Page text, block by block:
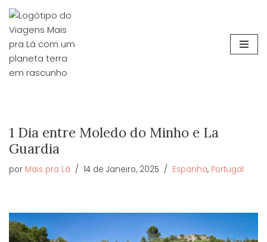
Avançar
para
o
conteúdo
1 Dia entre Moledo do Minho e La
Guardia
por Mais pra Lá 14 de Janeiro, 2025 Espanha, Portugal